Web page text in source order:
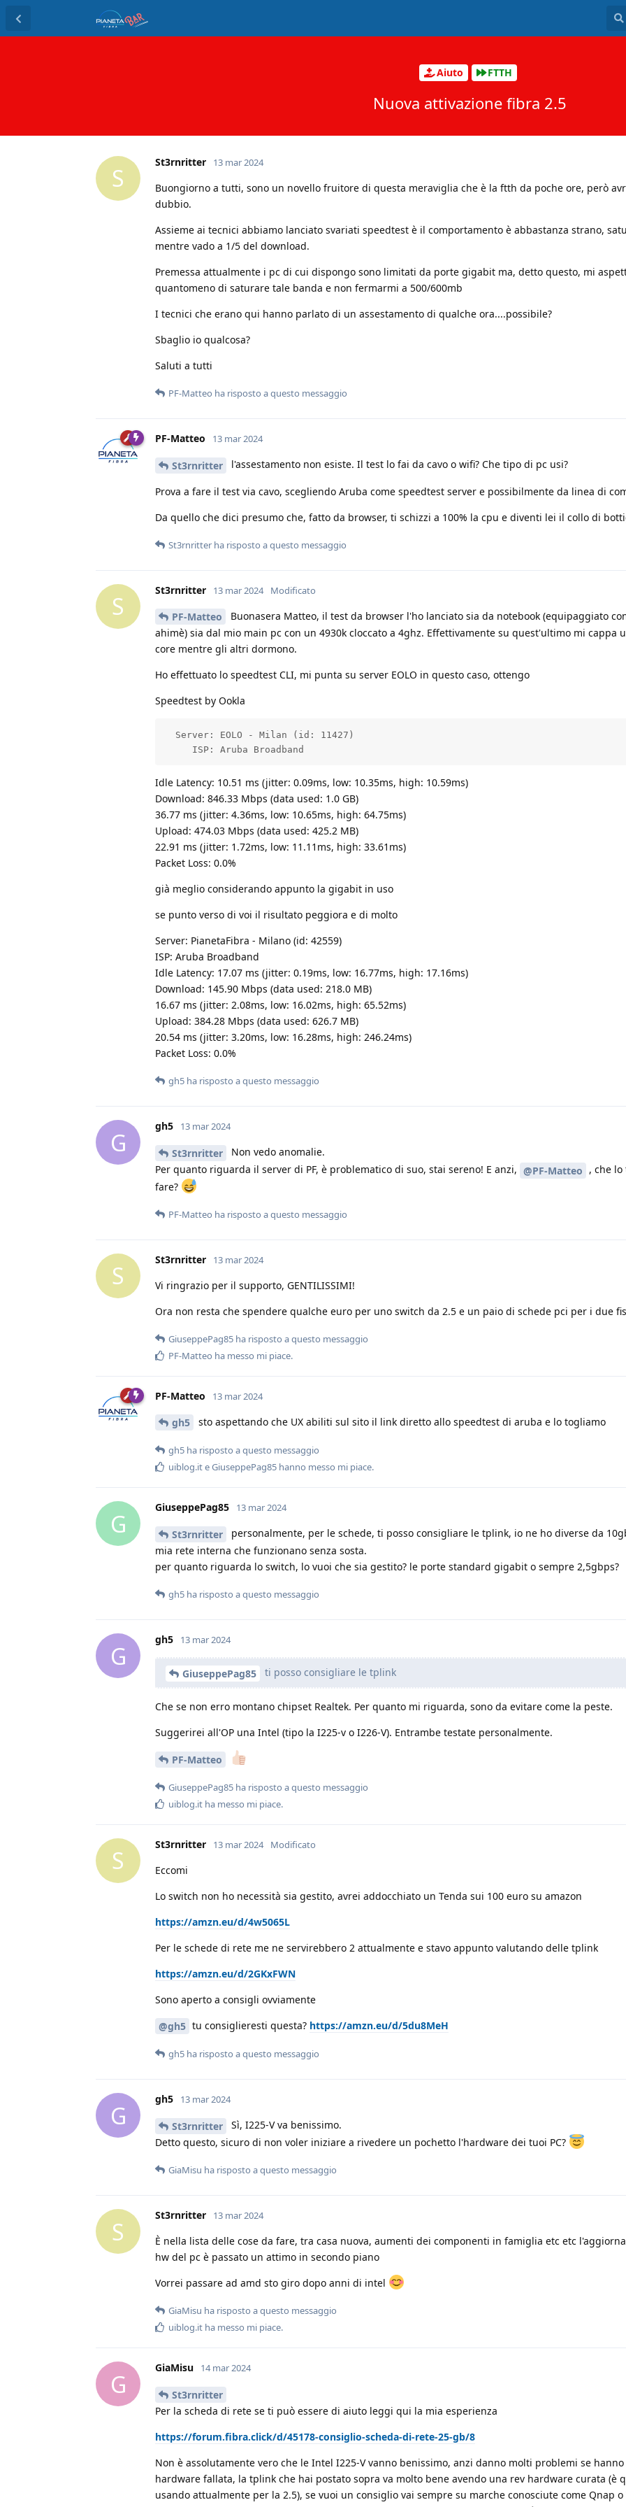
Aiuto FTTH
Nuova attivazione fibra 2.5
S
St3rnritter 13 mar 2024
Buongiorno a tutti, sono un novello fruitore di questa meraviglia che è la ftth da poche ore, però
dubbio.
Assieme ai tecnici abbiamo lanciato svariati speedtest è il comportamento è abbastanza strano,
mentre vado a 1/5 del download.
Premessa attualmente i pc di cui dispongo sono limitati da porte gigabit ma, detto questo, mi
quantomeno di saturare tale banda e non fermarmi a 500/600mb
I tecnici che erano qui hanno parlato di un assestamento di qualche ora....possibile?
Sbaglio io qualcosa?
Saluti a tutti
PF-Matteo ha risposto a questo messaggio
PF-Matteo 13 mar 2024
St3rnritter l'assestamento non esiste. Il test lo fai da cavo o wifi? Che tipo di pc usi?
Prova a fare il test via cavo, scegliendo Aruba come speedtest server e possibilmente da linea di
Da quello che dici presumo che, fatto da browser, ti schizzi a 100% la cpu e diventi lei il collo di
St3rnritter ha risposto a questo messaggio
S
St3rnritter 13 mar 2024 Modificato
PF-Matteo
Buonasera Matteo, il test da browser l'ho lanciato sia da notebook (equipaggiato
ahimè) sia dal mio main pc con un 4930k cloccato a 4ghz. Effettivamente su quest'ultimo mi cappa
core mentre gli altri dormono.
Ho effettuato lo speedtest CLI, mi punta su server EOLO in questo caso, ottengo
Speedtest by Ookla
  Server: EOLO - Milan (id: 11427)
     ISP: Aruba Broadband
Idle Latency: 10.51 ms (jitter: 0.09ms, low: 10.35ms, high: 10.59ms)
Download: 846.33 Mbps (data used: 1.0 GB)
36.77 ms (jitter: 4.36ms, low: 10.65ms, high: 64.75ms)
Upload: 474.03 Mbps (data used: 425.2 MB)
22.91 ms (jitter: 1.72ms, low: 11.11ms, high: 33.61ms)
Packet Loss: 0.0%
già meglio considerando appunto la gigabit in uso
se punto verso di voi il risultato peggiora e di molto
Server: PianetaFibra - Milano (id: 42559)
ISP: Aruba Broadband
Idle Latency: 17.07 ms (jitter: 0.19ms, low: 16.77ms, high: 17.16ms)
Download: 145.90 Mbps (data used: 218.0 MB)
16.67 ms (jitter: 2.08ms, low: 16.02ms, high: 65.52ms)
Upload: 384.28 Mbps (data used: 626.7 MB)
20.54 ms (jitter: 3.20ms, low: 16.28ms, high: 246.24ms)
Packet Loss: 0.0%
gh5 ha risposto a questo messaggio
G
gh5 13 mar 2024
St3rnritter
Non vedo anomalie.
Per quanto riguarda il server di PF, è problematico di suo, stai sereno! E anzi, @PF-Matteo , che lo
fare?
PF-Matteo ha risposto a questo messaggio
S
St3rnritter 13 mar 2024
Vi ringrazio per il supporto, GENTILISSIMI!
Ora non resta che spendere qualche euro per uno switch da 2.5 e un paio di schede pci per i due
GiuseppePag85 ha risposto a questo messaggio
PF-Matteo ha messo mi piace.
PF-Matteo 13 mar 2024
gh5 sto aspettando che UX abiliti sul sito il link diretto allo speedtest di aruba e lo togliamo
gh5 ha risposto a questo messaggio
uiblog.iteGiuseppePag85 hanno messo mi piace.
G
GiuseppePag85 13 mar 2024
St3rnritter
personalmente, per le schede, ti posso consigliare le tplink, io ne ho diverse da
mia rete interna che funzionano senza sosta.
per quanto riguarda lo switch, lo vuoi che sia gestito? le porte standard gigabit o sempre 2,5gbps?
gh5 ha risposto a questo messaggio
G
gh5 13 mar 2024
GiuseppePag85 ti posso consigliare le tplink
Che se non erro montano chipset Realtek. Per quanto mi riguarda, sono da evitare come la peste.
Suggerirei all'OP una Intel (tipo la I225-v o I226-V). Entrambe testate personalmente.
PF-Matteo
GiuseppePag85 ha risposto a questo messaggio
uiblog.it ha messo mi piace.
S
St3rnritter 13 mar 2024 Modificato
Eccomi
Lo switch non ho necessità sia gestito, avrei addocchiato un Tenda sui 100 euro su amazon
https://amzn.eu/d/4w5065L
Per le schede di rete me ne servirebbero 2 attualmente e stavo appunto valutando delle tplink
https://amzn.eu/d/2GKxFWN
Sono aperto a consigli ovviamente
@gh5 tu consiglieresti questa? https://amzn.eu/d/5du8MeH
gh5 ha risposto a questo messaggio
G
gh5 13 mar 2024
St3rnritter
Sì, I225-V va benissimo.
Detto questo, sicuro di non voler iniziare a rivedere un pochetto l'hardware dei tuoi PC?
GiaMisu ha risposto a questo messaggio
S
St3rnritter 13 mar 2024
È nella lista delle cose da fare, tra casa nuova, aumenti dei componenti in famiglia etc etc
hw del pc è passato un attimo in secondo piano
Vorrei passare ad amd sto giro dopo anni di intel
GiaMisu ha risposto a questo messaggio
uiblog.it ha messo mi piace.
G
GiaMisu 14 mar 2024
St3rnritter
Per la scheda di rete se ti può essere di aiuto leggi qui la mia esperienza
https://forum.fibra.click/d/45178-consiglio-scheda-di-rete-25-gb/8
Non è assolutamente vero che le Intel I225-V vanno benissimo, anzi danno molti problemi se
hardware fallata, la tplink che hai postato sopra va molto bene avendo una rev hardware curata (è
usando attualmente per la 2.5), se vuoi un consiglio vai sempre su marche conosciute come Qnap o